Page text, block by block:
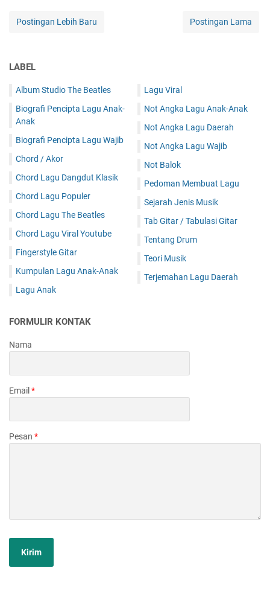
Postingan Lebih Baru Postingan Lama
LABEL
Album Studio The Beatles
Biografi Pencipta Lagu Anak-
Anak
Biografi Pencipta Lagu Wajib
Chord / Akor
Chord Lagu Dangdut Klasik
Chord Lagu Populer
Chord Lagu The Beatles
Chord Lagu Viral Youtube
Fingerstyle Gitar
Kumpulan Lagu Anak-Anak
Lagu Anak
Lagu Viral
Not Angka Lagu Anak-Anak
Not Angka Lagu Daerah
Not Angka Lagu Wajib
Not Balok
Pedoman Membuat Lagu
Sejarah Jenis Musik
Tab Gitar / Tabulasi Gitar
Tentang Drum
Teori Musik
Terjemahan Lagu Daerah
FORMULIR KONTAK
Nama
Email *
Pesan *